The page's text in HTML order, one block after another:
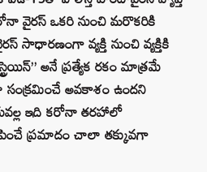
వైరస్ ఒకరి నుంచి మరొకరికి
వ్యక్తి నుంచి వ్యక్తికి
అనే ప్రత్యేక రకం మాత్రమే
అవకాశం ఉందని
ఇది కరోనా తరహాలో
ప్రమాదం చాలా తక్కువగా